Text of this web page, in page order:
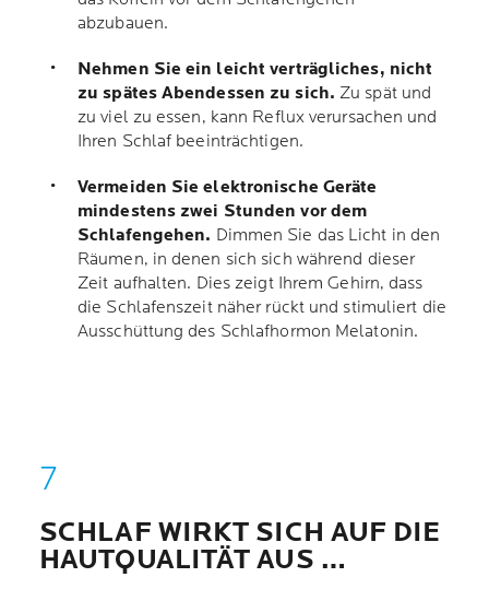
abzubauen.
Nehmen Sie ein leicht verträgliches, nicht
zu spätes Abendessen zu sich. Zu spät und
zu viel zu essen, kann Reflux verursachen und
Ihren Schlaf beeinträchtigen.
Vermeiden Sie elektronische Geräte
mindestens zwei Stunden vor dem
Schlafengehen. Dimmen Sie das Licht in den
Räumen, in denen sich sich während dieser
Zeit aufhalten. Dies zeigt Ihrem Gehirn, dass
die Schlafenszeit näher rückt und stimuliert die
Ausschüttung des Schlafhormon Melatonin.
SCHLAF WIRKT SICH AUF DIE
HAUTQUALITÄT AUS …